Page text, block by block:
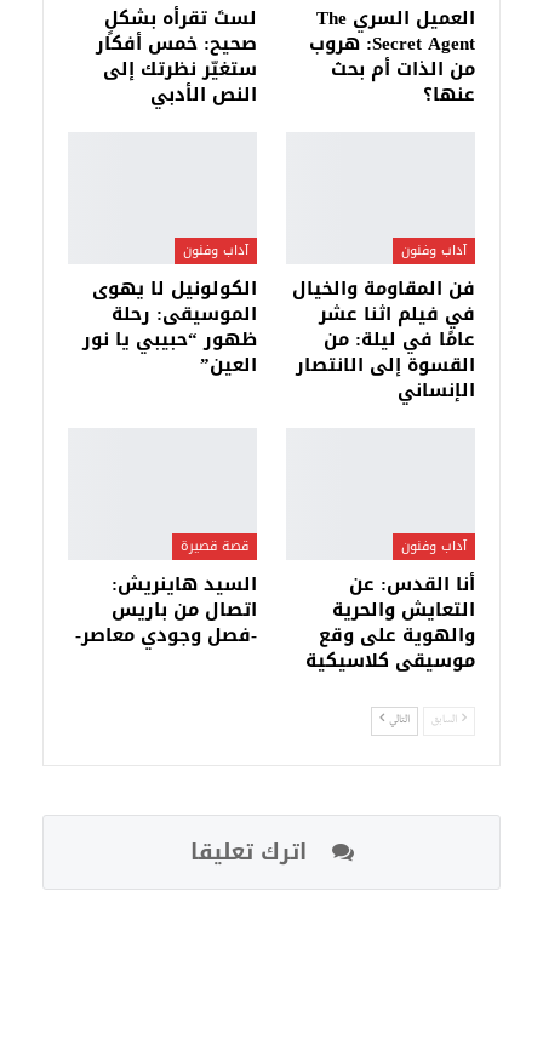
العميل السري The
Secret Agent: هروب
من الذات أم بحث
عنها؟
لستَ تقرأه بشكلٍ
صحيح: خمس أفكار
ستغيّر نظرتك إلى
النص الأدبي
آداب وفنون
فن المقاومة والخيال
في فيلم اثنا عشر
عامًا في ليلة: من
القسوة إلى الانتصار
الإنساني
آداب وفنون
الكولونيل لا يهوى
الموسيقى: رحلة
ظهور “حبيبي يا نور
العين”
آداب وفنون
أنا القدس: عن
التعايش والحرية
والهوية على وقع
موسيقى كلاسيكية
قصة قصيرة
السيد هاينريش:
اتصال من باريس
-فصل وجودي معاصر-
السابق التالي
اترك تعليقا